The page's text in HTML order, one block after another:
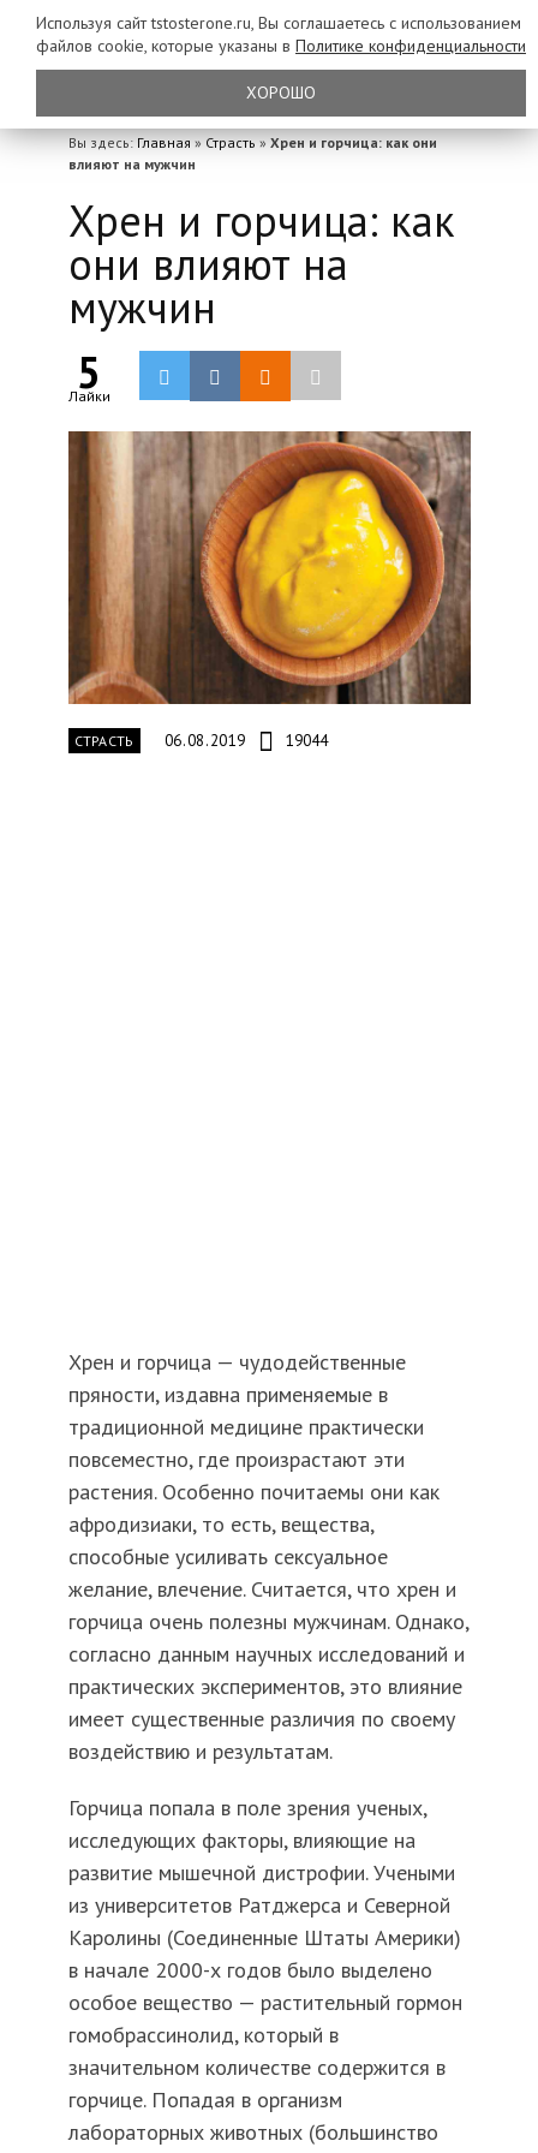
Вы здесь: Главная » Страсть » Хрен и горчица: как они
влияют на мужчин
Хрен и горчица: как
они влияют на
мужчин
5
Лайки
СТРАСТЬ 06.08.2019 19044
Хрен и горчица — чудодейственные
пряности, издавна применяемые в
традиционной медицине практически
повсеместно, где произрастают эти
растения. Особенно почитаемы они как
афродизиаки, то есть, вещества,
способные усиливать сексуальное
желание, влечение. Считается, что хрен и
горчица очень полезны мужчинам. Однако,
согласно данным научных исследований и
практических экспериментов, это влияние
имеет существенные различия по своему
воздействию и результатам.
Горчица попала в поле зрения ученых,
исследующих факторы, влияющие на
развитие мышечной дистрофии. Учеными
из университетов Ратджерса и Северной
Каролины (Соединенные Штаты Америки)
в начале 2000-х годов было выделено
особое вещество — растительный гормон
гомобрассинолид, который в
значительном количестве содержится в
горчице. Попадая в организм
лабораторных животных (большинство
Используя сайт tstosterone.ru, Вы соглашаетесь с использованием
файлов cookie, которые указаны в Политике конфиденциальности
ХОРОШО